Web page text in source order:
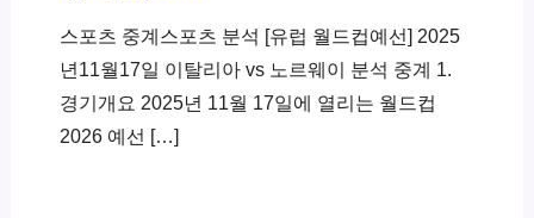
스포츠 중계스포츠 분석 [유럽 월드컵예선] 2025
년11월17일 이탈리아 vs 노르웨이 분석 중계 1.
경기개요 2025년 11월 17일에 열리는 월드컵
2026 예선 […]